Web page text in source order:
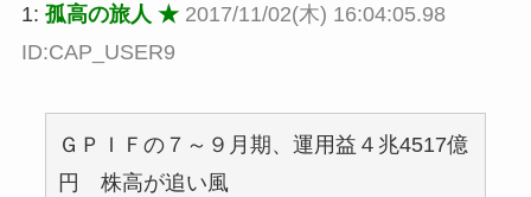
1: 孤高の旅人 ★ 2017/11/02(木) 16:04:05.98
ID:CAP_USER9
ＧＰＩＦの７～９月期、運用益４兆4517億
円 株高が追い風